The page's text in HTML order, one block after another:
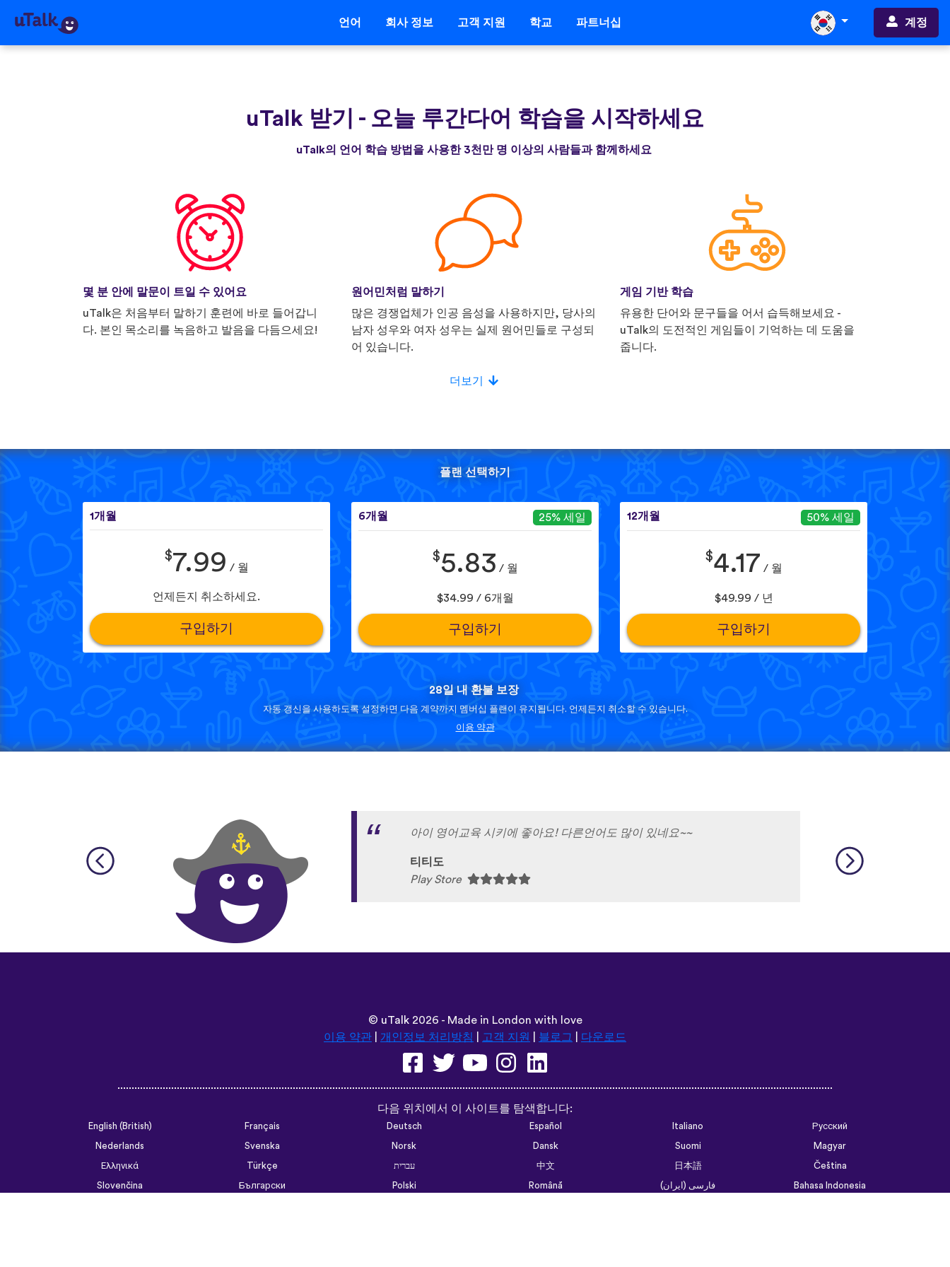
언어 회사 정보 고객 지원 학교 파트너십 계정
uTalk 받기 - 오늘 루간다어 학습을 시작하세요
uTalk의 언어 학습 방법을 사용한 3천만 명 이상의 사람들과 함께하세요
몇 분 안에 말문이 트일 수 있어요
uTalk은 처음부터 말하기 훈련에 바로 들어갑니
다. 본인 목소리를 녹음하고 발음을 다듬으세요!
원어민처럼 말하기
많은 경쟁업체가 인공 음성을 사용하지만, 당사의
남자 성우와 여자 성우는 실제 원어민들로 구성되
어 있습니다.
게임 기반 학습
유용한 단어와 문구들을 어서 습득해보세요 -
uTalk의 도전적인 게임들이 기억하는 데 도움을
줍니다.
더보기
플랜 선택하기
1개월
$7.99 / 월
언제든지 취소하세요.
구입하기
6개월 25% 세일
$5.83 / 월
$34.99 / 6개월
구입하기
12개월 50% 세일
$4.17 / 월
$49.99 / 년
구입하기
28일 내 환불 보장
자동 갱신을 사용하도록 설정하면 다음 계약까지 멤버십 플랜이 유지됩니다. 언제든지 취소할 수 있습니다.
이용 약관
아이 영어교육 시키에 좋아요! 다른언어도 많이 있네요~~
티티도
Play Store
© uTalk2026 - Made in London with love
이용 약관
개인정보 처리방침 고객 지원 블로그 다운로드
다음 위치에서 이 사이트를 탐색합니다:
English (British) Français Deutsch Español Italiano
Русский
Nederlands
Svenska Norsk Dansk Suomi
Magyar
Ελληνικά
Türkçe עברית 中文 日本語
Čeština
Slovenčina
Български Polski Română فارسی (ایران)
Bahasa Indonesia